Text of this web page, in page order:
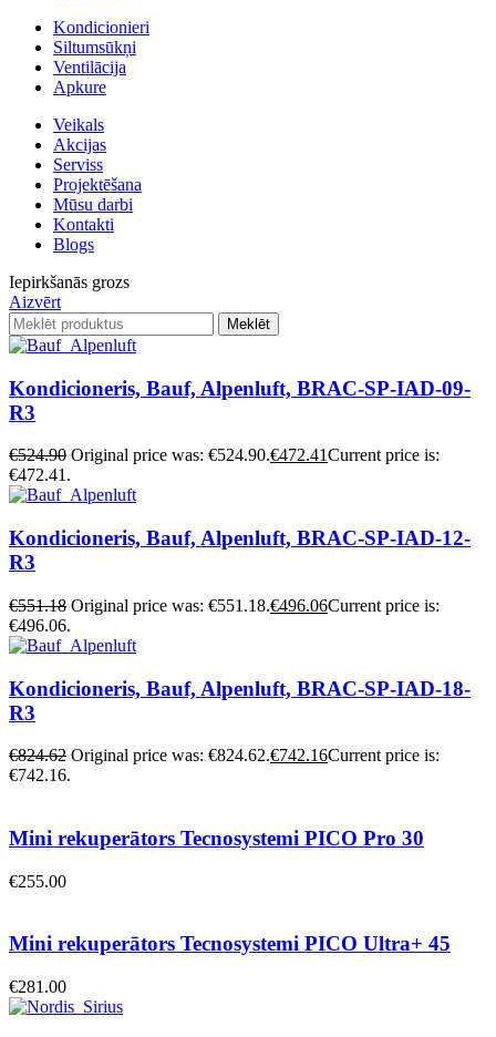
Kondicionieri
Siltumsūkņi
Ventilācija
Apkure
Veikals
Akcijas
Serviss
Projektēšana
Mūsu darbi
Kontakti
Blogs
Iepirkšanās grozs
Aizvērt
Meklēt
Kondicioneris, Bauf, Alpenluft, BRAC-SP-IAD-09-
R3
€524.90 Original price was: €524.90.€472.41Current price is:
€472.41.
Kondicioneris, Bauf, Alpenluft, BRAC-SP-IAD-12-
R3
€551.18 Original price was: €551.18.€496.06Current price is:
€496.06.
Kondicioneris, Bauf, Alpenluft, BRAC-SP-IAD-18-
R3
€824.62 Original price was: €824.62.€742.16Current price is:
€742.16.
Mini rekuperātors Tecnosystemi PICO Pro 30
€255.00
Mini rekuperātors Tecnosystemi PICO Ultra+ 45
€281.00